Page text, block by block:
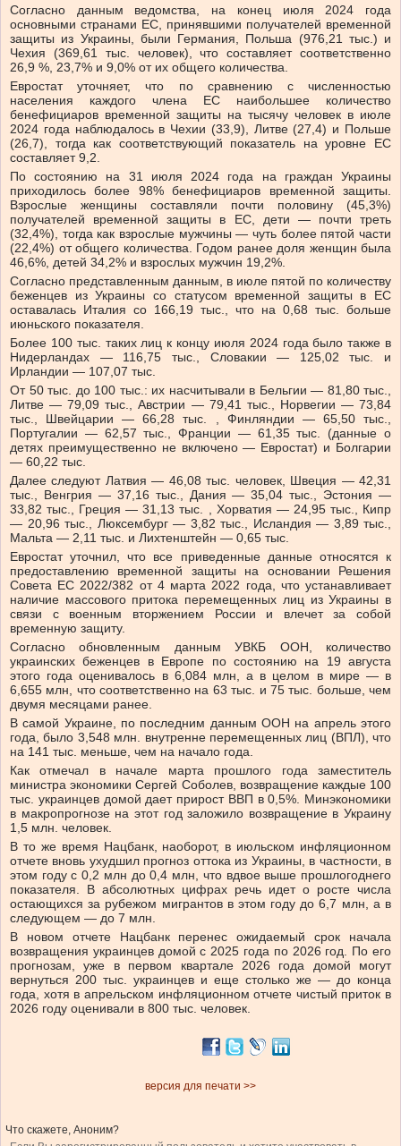
Согласно данным ведомства, на конец июля 2024 года
основными странами ЕС, принявшими получателей временной
защиты из Украины, были Германия, Польша (976,21 тыс.) и
Чехия (369,61 тыс. человек), что составляет соответственно
26,9 %, 23,7% и 9,0% от их общего количества.
Евростат уточняет, что по сравнению с численностью
населения каждого члена ЕС наибольшее количество
бенефициаров временной защиты на тысячу человек в июле
2024 года наблюдалось в Чехии (33,9), Литве (27,4) и Польше
(26,7), тогда как соответствующий показатель на уровне ЕС
составляет 9,2.
По состоянию на 31 июля 2024 года на граждан Украины
приходилось более 98% бенефициаров временной защиты.
Взрослые женщины составляли почти половину (45,3%)
получателей временной защиты в ЕС, дети — почти треть
(32,4%), тогда как взрослые мужчины — чуть более пятой части
(22,4%) от общего количества. Годом ранее доля женщин была
46,6%, детей 34,2% и взрослых мужчин 19,2%.
Согласно представленным данным, в июле пятой по количеству
беженцев из Украины со статусом временной защиты в ЕС
оставалась Италия со 166,19 тыс., что на 0,68 тыс. больше
июньского показателя.
Более 100 тыс. таких лиц к концу июля 2024 года было также в
Нидерландах — 116,75 тыс., Словакии — 125,02 тыс. и
Ирландии — 107,07 тыс.
От 50 тыс. до 100 тыс.: их насчитывали в Бельгии — 81,80 тыс.,
Литве — 79,09 тыс., Австрии — 79,41 тыс., Норвегии — 73,84
тыс., Швейцарии — 66,28 тыс. , Финляндии — 65,50 тыс.,
Португалии — 62,57 тыс., Франции — 61,35 тыс. (данные о
детях преимущественно не включено — Евростат) и Болгарии
— 60,22 тыс.
Далее следуют Латвия — 46,08 тыс. человек, Швеция — 42,31
тыс., Венгрия — 37,16 тыс., Дания — 35,04 тыс., Эстония —
33,82 тыс., Греция — 31,13 тыс. , Хорватия — 24,95 тыс., Кипр
— 20,96 тыс., Люксембург — 3,82 тыс., Исландия — 3,89 тыс.,
Мальта — 2,11 тыс. и Лихтенштейн — 0,65 тыс.
Евростат уточнил, что все приведенные данные относятся к
предоставлению временной защиты на основании Решения
Совета ЕС 2022/382 от 4 марта 2022 года, что устанавливает
наличие массового притока перемещенных лиц из Украины в
связи с военным вторжением России и влечет за собой
временную защиту.
Согласно обновленным данным УВКБ ООН, количество
украинских беженцев в Европе по состоянию на 19 августа
этого года оценивалось в 6,084 млн, а в целом в мире — в
6,655 млн, что соответственно на 63 тыс. и 75 тыс. больше, чем
двумя месяцами ранее.
В самой Украине, по последним данным ООН на апрель этого
года, было 3,548 млн. внутренне перемещенных лиц (ВПЛ), что
на 141 тыс. меньше, чем на начало года.
Как отмечал в начале марта прошлого года заместитель
министра экономики Сергей Соболев, возвращение каждые 100
тыс. украинцев домой дает прирост ВВП в 0,5%. Минэкономики
в макропрогнозе на этот год заложило возвращение в Украину
1,5 млн. человек.
В то же время Нацбанк, наоборот, в июльском инфляционном
отчете вновь ухудшил прогноз оттока из Украины, в частности, в
этом году с 0,2 млн до 0,4 млн, что вдвое выше прошлогоднего
показателя. В абсолютных цифрах речь идет о росте числа
остающихся за рубежом мигрантов в этом году до 6,7 млн, а в
следующем — до 7 млн.
В новом отчете Нацбанк перенес ожидаемый срок начала
возвращения украинцев домой с 2025 года по 2026 год. По его
прогнозам, уже в первом квартале 2026 года домой могут
вернуться 200 тыс. украинцев и еще столько же — до конца
года, хотя в апрельском инфляционном отчете чистый приток в
2026 году оценивали в 800 тыс. человек.
версия для печати >>
Что скажете, Аноним?